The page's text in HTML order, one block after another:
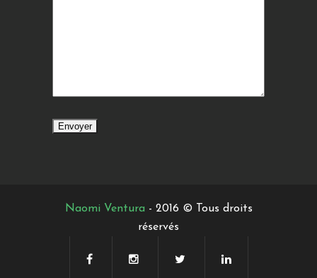
Naomi Ventura - 2016 © Tous droits
réservés